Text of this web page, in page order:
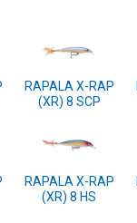
RAPALA X-RAP
(XR) 8 SCP
RAPALA X-RAP
(XR) 8 HS